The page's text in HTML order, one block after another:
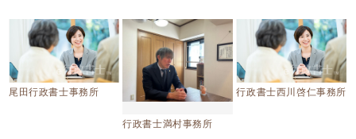
尾田行政書士事務所
行政書士満村事務所
行政書士西川啓仁事務所